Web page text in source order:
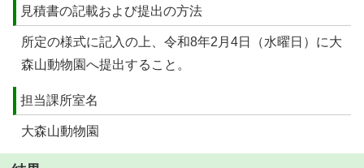
見積書の記載および提出の方法
所定の様式に記入の上、令和8年2月4日（水曜日）に大
森山動物園へ提出すること。
担当課所室名
大森山動物園